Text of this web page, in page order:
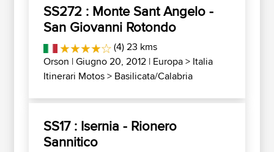
SS272 : Monte Sant Angelo -
San Giovanni Rotondo
(4) 23 kms
Orson | Giugno 20, 2012 | Europa> Italia
Itinerari Motos> Basilicata/Calabria
SS17 : Isernia - Rionero
Sannitico